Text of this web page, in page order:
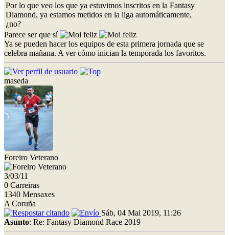
Por lo que veo los que ya estuvimos inscritos en la Fantasy
Diamond, ya estamos metidos en la liga automáticamente,
¿no?
Parece ser que sí
Ya se pueden hacer los equipos de esta primera jornada que se
celebra mañana. A ver cómo inician la temporada los favoritos.
maseda
Foreiro Veterano
3/03/11
0 Carreiras
1340 Mensaxes
A Coruña
Sáb, 04 Mai 2019, 11:26
Asunto: Re: Fantasy Diamond Race 2019